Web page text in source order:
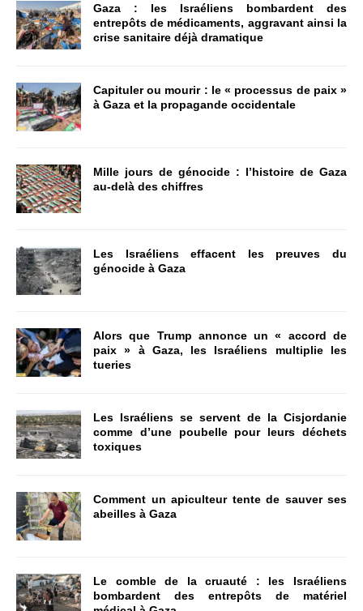
Gaza : les Israéliens bombardent des
entrepôts de médicaments, aggravant ainsi la
crise sanitaire déjà dramatique
Capituler ou mourir : le « processus de paix »
à Gaza et la propagande occidentale
Mille jours de génocide : l’histoire de Gaza
au-delà des chiffres
Les Israéliens effacent les preuves du
génocide à Gaza
Alors que Trump annonce un « accord de
paix » à Gaza, les Israéliens multiplie les
tueries
Les Israéliens se servent de la Cisjordanie
comme d’une poubelle pour leurs déchets
toxiques
Comment un apiculteur tente de sauver ses
abeilles à Gaza
Le comble de la cruauté : les Israéliens
bombardent des entrepôts de matériel